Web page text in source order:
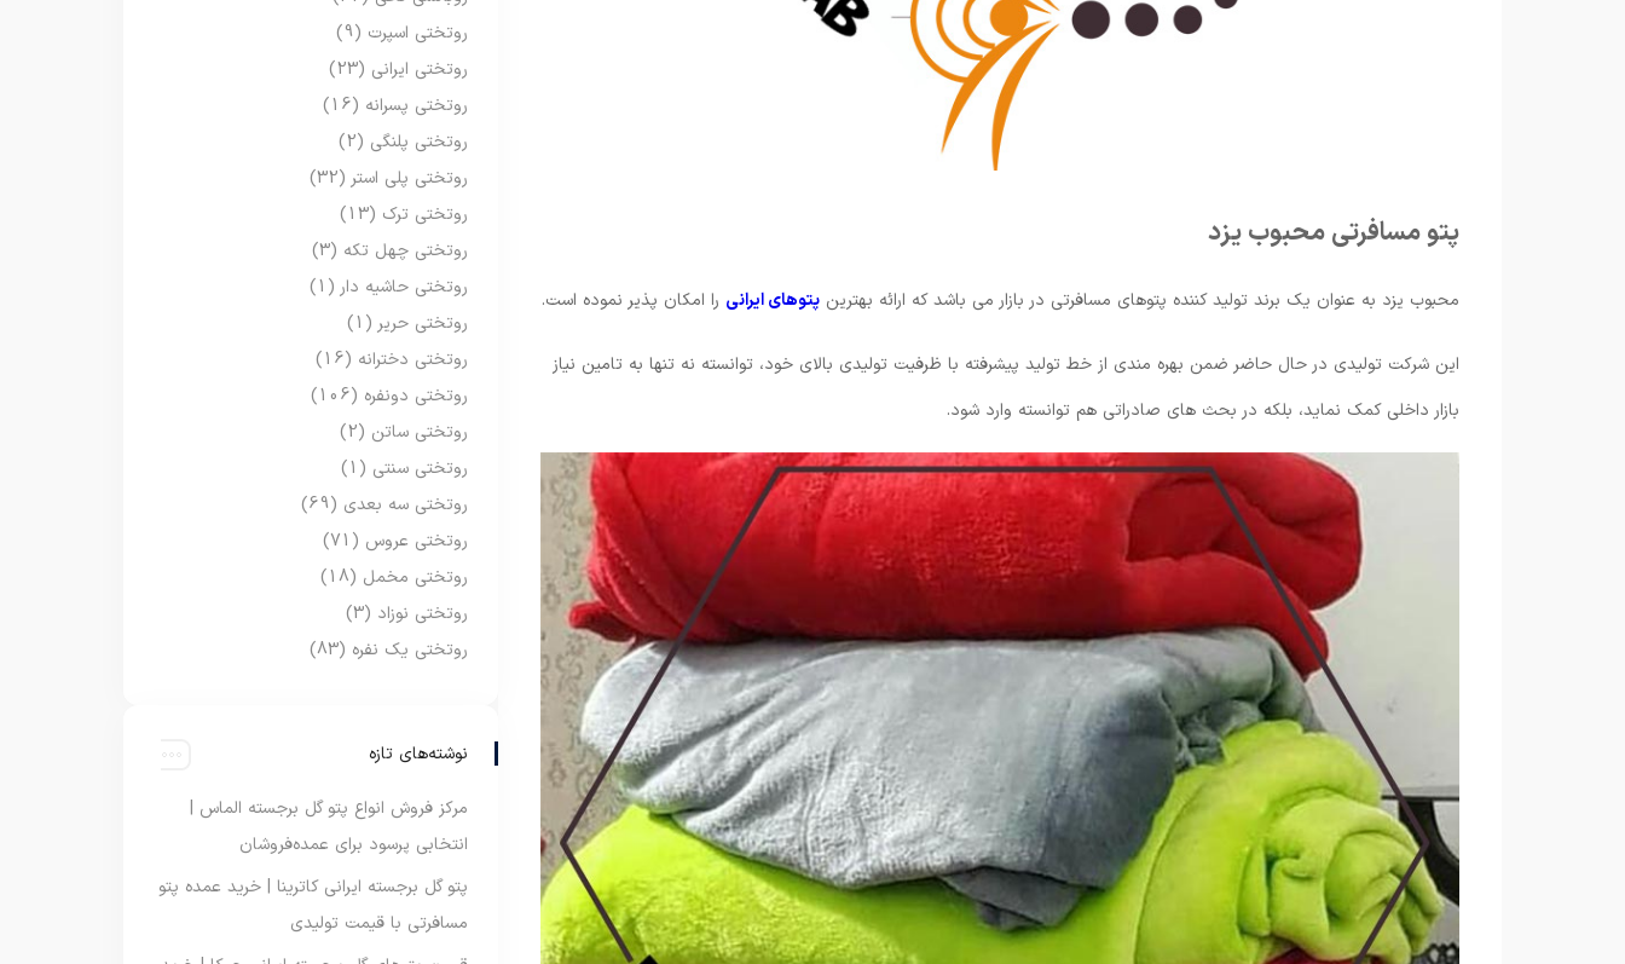
پتو مسافرتی محبوب یزد
محبوب یزد به عنوان یک برند تولید کننده پتوهای مسافرتی در بازار می باشد که ارائه بهترین پتوهای ایرانی را امکان پذیر نموده است.
این شرکت تولیدی در حال حاضر ضمن بهره مندی از خط تولید پیشرفته با ظرفیت تولیدی بالای خود، توانسته نه تنها به تامین نیاز
بازار داخلی کمک نماید، بلکه در بحث های صادراتی هم توانسته وارد شود.
روتختی اسپرت (9)
روتختی ایرانی (23)
روتختی پسرانه (16)
روتختی پلنگی (2)
روتختی پلی استر (32)
روتختی ترک (13)
روتختی چهل تکه (3)
روتختی حاشیه دار (1)
روتختی حریر (1)
روتختی دخترانه (16)
روتختی دونفره (106)
روتختی ساتن (2)
روتختی سنتی (1)
روتختی سه بعدی (69)
روتختی عروس (71)
روتختی مخمل (18)
روتختی نوزاد (3)
روتختی یک نفره (83)
نوشته‌های تازه
مرکز فروش انواع پتو گل برجسته الماس |
انتخابی پرسود برای عمده‌فروشان
پتو گل برجسته ایرانی کاترینا | خرید عمده پتو
مسافرتی با قیمت تولیدی